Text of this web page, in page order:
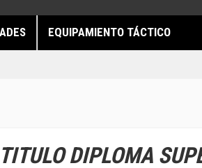
EQUIPAMIENTO TÁCTICO
DIPLOMA